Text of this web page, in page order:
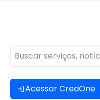
Acessar CreaOne